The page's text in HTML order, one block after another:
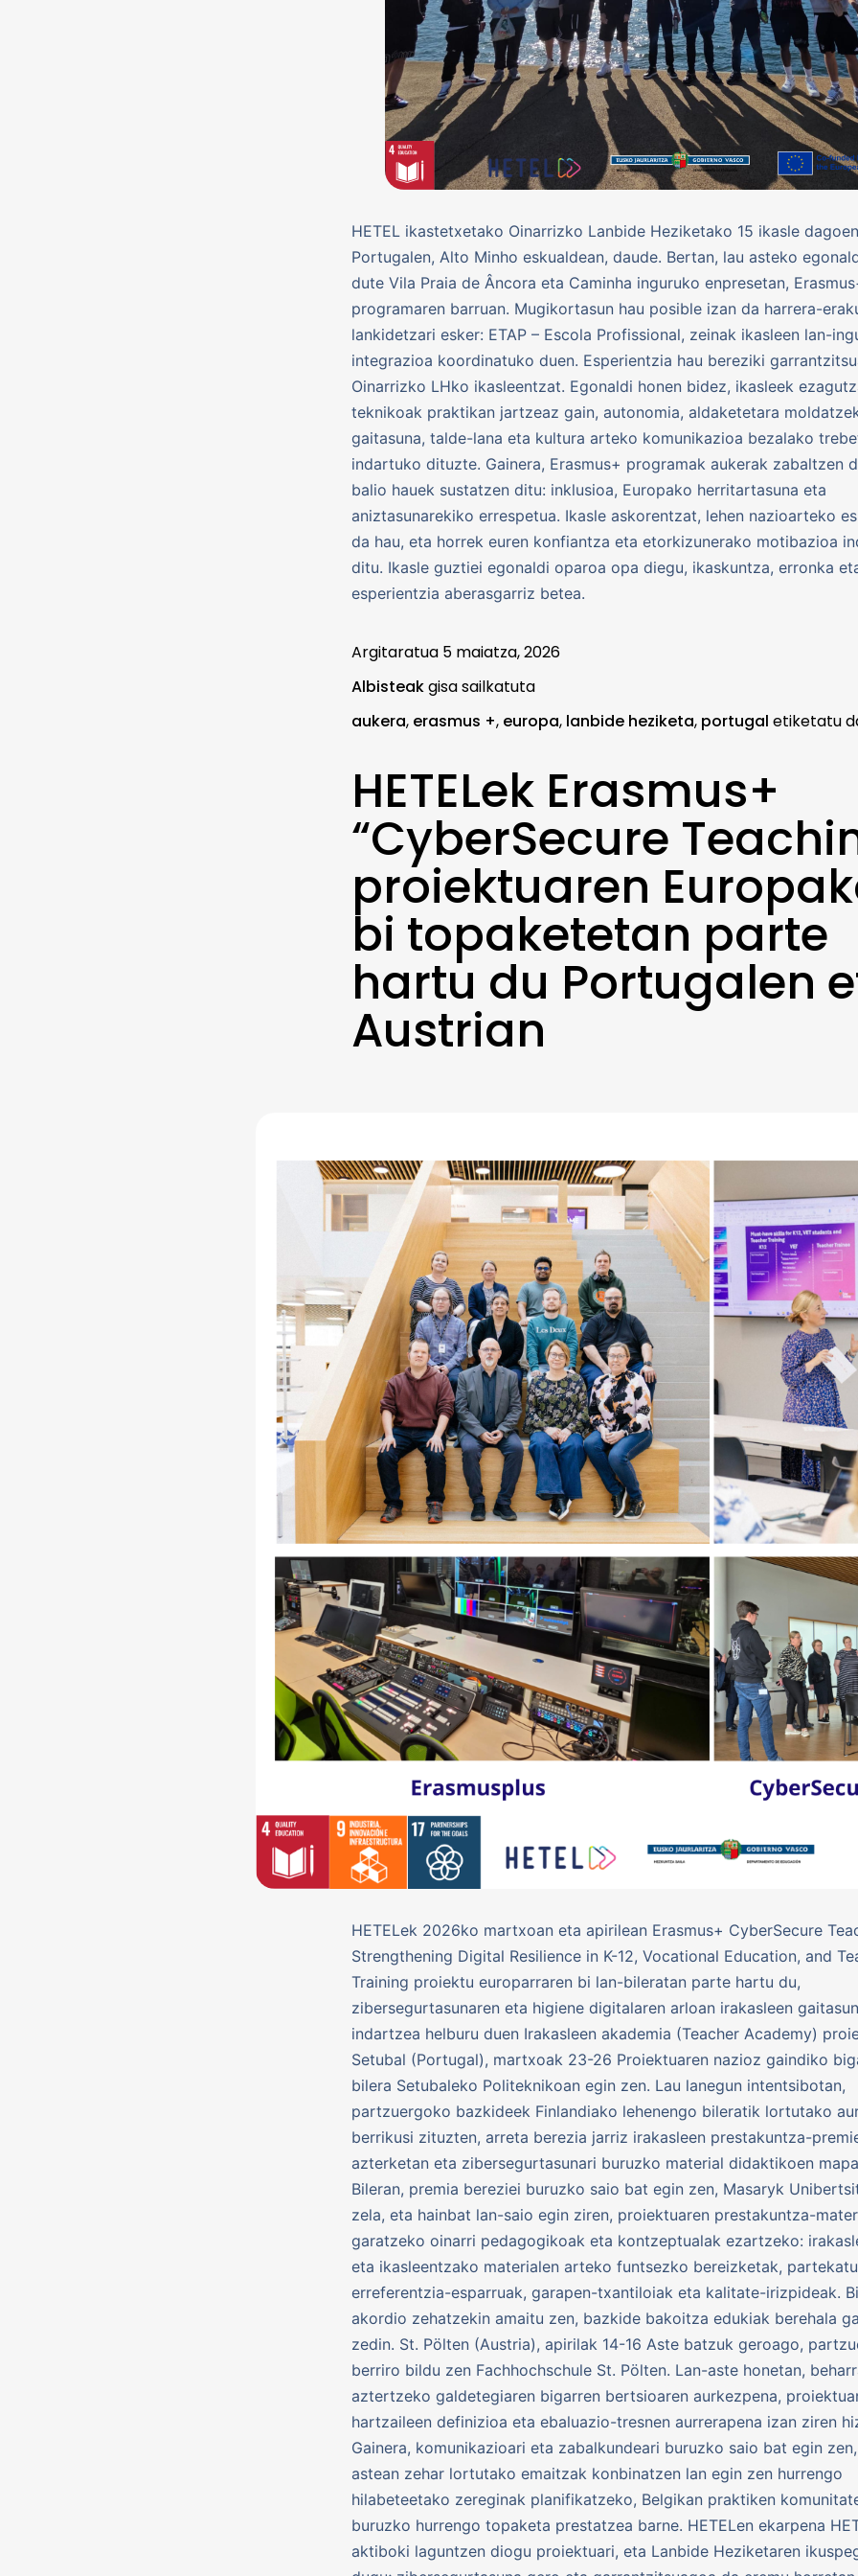
HETEL ikastetxetako Oinarrizko Lanbide Heziketako 15 ikasle
Portugalen, Alto Minho eskualdean, daude. Bertan, lau asteko
dute Vila Praia de Âncora eta Caminha inguruko enpresetan,
programaren barruan. Mugikortasun hau posible izan da harrera-
lankidetzari esker: ETAP – Escola Profissional, zeinak ikasleen lan-
integrazioa koordinatuko duen. Esperientzia hau bereziki
Oinarrizko LHko ikasleentzat. Egonaldi honen bidez, ikasleek
teknikoak praktikan jartzeaz gain, autonomia, aldaketetara
gaitasuna, talde-lana eta kultura arteko komunikazioa bezalako
indartuko dituzte. Gainera, Erasmus+ programak aukerak zabaltzen
balio hauek sustatzen ditu: inklusioa, Europako herritartasuna eta
aniztasunarekiko errespetua. Ikasle askorentzat, lehen nazioarteko
da hau, eta horrek euren konfiantza eta etorkizunerako motibazioa
ditu. Ikasle guztiei egonaldi oparoa opa diegu, ikaskuntza, erronka
esperientzia aberasgarriz betea.
Argitaratua 5 maiatza, 2026
Albisteakgisa sailkatuta
aukera, erasmus +, europa, lanbide heziketa, portugal etiketatu
HETELek Erasmus+
“CyberSecure
proiektuaren
bi topaketetan parte
hartu du Portugalen
Austrian
HETELek 2026ko martxoan eta apirilean Erasmus+ CyberSecure
Strengthening Digital Resilience in K-12, Vocational Education, and
Training proiektu europarraren bi lan-bileratan parte hartu du,
zibersegurtasunaren eta higiene digitalaren arloan irakasleen
indartzea helburu duen Irakasleen akademia (Teacher Academy)
Setubal (Portugal), martxoak 23-26 Proiektuaren nazioz gaindiko
bilera Setubaleko Politeknikoan egin zen. Lau lanegun intentsibotan,
partzuergoko bazkideek Finlandiako lehenengo bileratik lortutako
berrikusi zituzten, arreta berezia jarriz irakasleen prestakuntza-
azterketan eta zibersegurtasunari buruzko material didaktikoen
Bileran, premia bereziei buruzko saio bat egin zen, Masaryk
zela, eta hainbat lan-saio egin ziren, proiektuaren prestakuntza-
garatzeko oinarri pedagogikoak eta kontzeptualak ezartzeko:
eta ikasleentzako materialen arteko funtsezko bereizketak,
erreferentzia-esparruak, garapen-txantiloiak eta kalitate-irizpideak.
akordio zehatzekin amaitu zen, bazkide bakoitza edukiak berehala
zedin. St. Pölten (Austria), apirilak 14-16 Aste batzuk geroago,
berriro bildu zen Fachhochschule St. Pölten. Lan-aste honetan,
aztertzeko galdetegiaren bigarren bertsioaren aurkezpena,
hartzaileen definizioa eta ebaluazio-tresnen aurrerapena izan ziren
Gainera, komunikazioari eta zabalkundeari buruzko saio bat egin
astean zehar lortutako emaitzak konbinatzen lan egin zen hurrengo
hilabeteetako zereginak planifikatzeko, Belgikan praktiken
buruzko hurrengo topaketa prestatzea barne. HETELen ekarpena
aktiboki laguntzen diogu proiektuari, eta Lanbide Heziketaren